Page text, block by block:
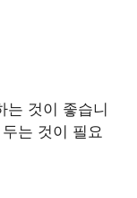
는 것이 좋습니
는 것이 필요